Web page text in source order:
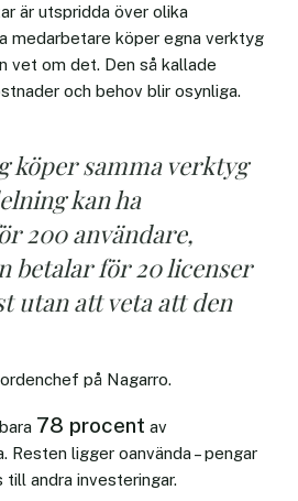
är utspridda över olika
medarbetare köper egna verktyg
vet om det. Den så kallade
och behov blir osynliga.
köper samma verktyg
kan ha
200 användare,
betalar för 20 licenser
utan att veta att den
på Nagarro.
78 procent av
Resten ligger oanvända – pengar
andra investeringar.